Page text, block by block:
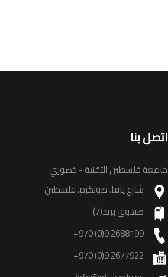
اتصل بنا
جامعة فلسطين التقنية - خضوري
شارع يافا، طولكرم، فلسطين
صندوق بريد(7)
+970 (0)9 2688199
+970 (0)9 2677922